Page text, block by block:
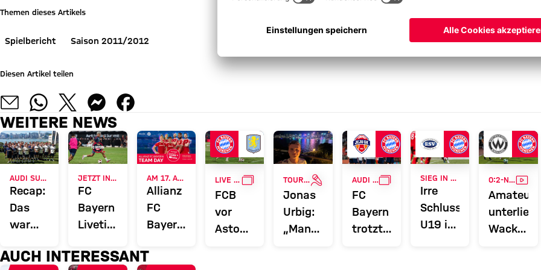
Themen dieses Artikels
Spielbericht Saison 2011/2012
Diesen Artikel teilen
WEITERE NEWS
Recap:
Das
war
Donnerstag
FC
Bayern
Liveticker:
Infos
AM 17. AUGUST
Allianz
FC
Bayern
LIVE BEI FC BAYERN TV PLUS GALLERIE
FCB
vor
Aston
TOUR TALKINTERVIEW
Jonas
Urbig:
„Man
AUDI FOOTBALL SUMMITGALLERIE
FC
Bayern
trotzt
Irre
Schlussphase:
U19 in
0:2-NIEDERLAGE
Amateure
Wacker
AUCH INTERESSANT